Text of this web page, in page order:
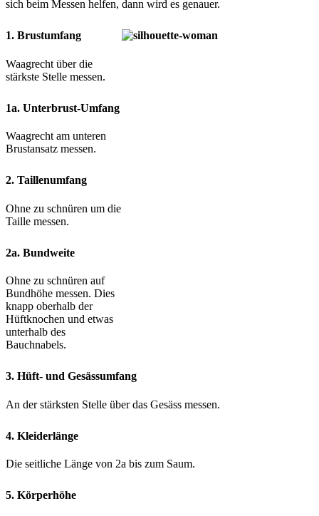
sich beim Messen helfen, dann wird es genauer.
1. Brustumfang
Waagrecht über die
stärkste Stelle messen.
1a. Unterbrust-Umfang
Waagrecht am unteren
Brustansatz messen.
2. Taillenumfang
Ohne zu schnüren um die
Taille messen.
2a. Bundweite
Ohne zu schnüren auf
Bundhöhe messen. Dies
knapp oberhalb der
Hüftknochen und etwas
unterhalb des
Bauchnabels.
3. Hüft- und Gesässumfang
An der stärksten Stelle über das Gesäss messen.
4. Kleiderlänge
Die seitliche Länge von 2a bis zum Saum.
5. Körperhöhe